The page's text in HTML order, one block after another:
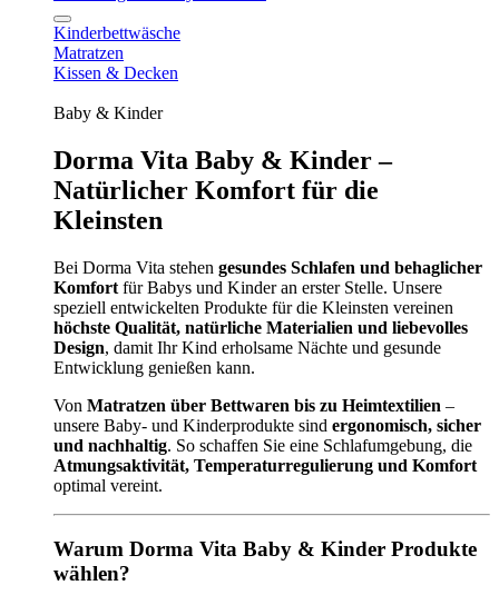
Kinderbettwäsche
Matratzen
Kissen & Decken
Baby & Kinder
Dorma Vita Baby & Kinder –
Natürlicher Komfort für die
Kleinsten
Bei Dorma Vita stehen gesundes Schlafen und behaglicher
Komfort für Babys und Kinder an erster Stelle. Unsere
speziell entwickelten Produkte für die Kleinsten vereinen
höchste Qualität, natürliche Materialien und liebevolles
Design, damit Ihr Kind erholsame Nächte und gesunde
Entwicklung genießen kann.
Von Matratzen über Bettwaren bis zu Heimtextilien –
unsere Baby- und Kinderprodukte sind ergonomisch, sicher
und nachhaltig. So schaffen Sie eine Schlafumgebung, die
Atmungsaktivität, Temperaturregulierung und Komfort
optimal vereint.
Warum Dorma Vita Baby & Kinder Produkte
wählen?